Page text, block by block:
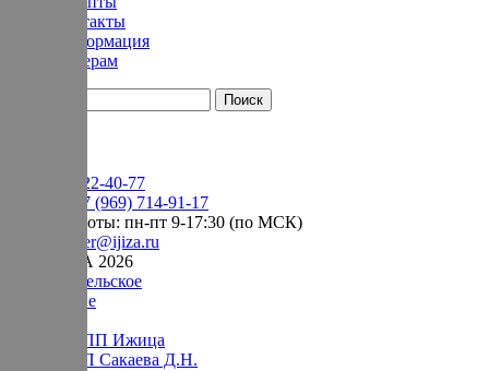
Контакты
Информация
Дилерам
+7 (905) 222-40-77
+7 (969) 714-91-17
режим работы: пн-пт 9-17:30 (по МСК)
order@ijiza.ru
© ИЖИЦА 2026
Пользовательское
соглашение
Оферта НПП Ижица
Оферта ИП Сакаева Д.Н.